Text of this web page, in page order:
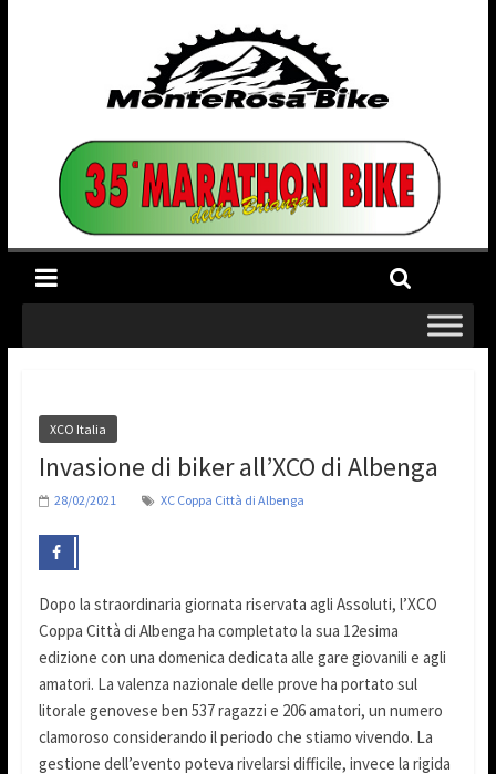
XCO Italia
Invasione di biker all’XCO di Albenga
28/02/2021 XC Coppa Città di Albenga
Dopo la straordinaria giornata riservata agli Assoluti, l’XCO
Coppa Città di Albenga ha completato la sua 12esima
edizione con una domenica dedicata alle gare giovanili e agli
amatori. La valenza nazionale delle prove ha portato sul
litorale genovese ben 537 ragazzi e 206 amatori, un numero
clamoroso considerando il periodo che stiamo vivendo. La
gestione dell’evento poteva rivelarsi difficile, invece la rigida